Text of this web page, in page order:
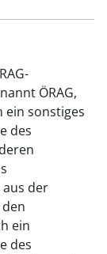
ÖRAG,
ein sonstiges
des
aus der
ein
des